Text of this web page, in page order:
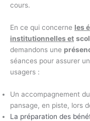
cours.
En ce qui concerne les
institutionnelles et
demandons une
séances pour assurer
usagers :
Un accompagnement
pansage, en piste, lors
La préparation des